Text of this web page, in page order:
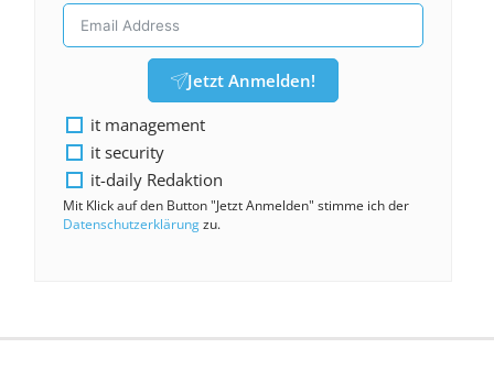
Jetzt Anmelden!
it management
it security
it-daily Redaktion
Mit Klick auf den Button "Jetzt Anmelden" stimme ich der
Datenschutzerklärungzu.